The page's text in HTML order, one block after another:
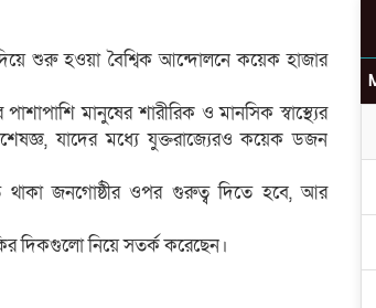
শুরু হওয়া বৈশ্বিক আন্দোলনে কয়েক হাজার
মানুষের শারীরিক ও মানসিক স্বাস্থ্যের
যাদের মধ্যে যুক্তরাজ্যেরও কয়েক ডজন
থাকা জনগোষ্ঠীর ওপর গুরুত্ব দিতে হবে, আর
দিকগুলো নিয়ে সতর্ক করেছেন।